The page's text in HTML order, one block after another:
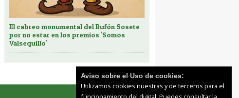
El cabreo monumental del Bufón Sosete
por no estar en los premios 'Somos
Valsequillo'
Aviso sobre el Uso de cookies:
Utilizamos cookies nuestras y de terceros para el